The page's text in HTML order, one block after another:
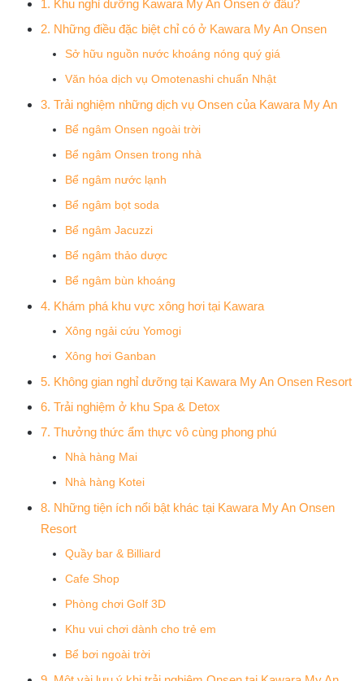
1. Khu nghỉ dưỡng Kawara My An Onsen ở đâu?
2. Những điều đặc biệt chỉ có ở Kawara My An Onsen
Sở hữu nguồn nước khoáng nóng quý giá
Văn hóa dịch vụ Omotenashi chuẩn Nhật
3. Trải nghiệm những dịch vụ Onsen của Kawara My An
Bể ngâm Onsen ngoài trời
Bể ngâm Onsen trong nhà
Bể ngâm nước lạnh
Bể ngâm bọt soda
Bể ngâm Jacuzzi
Bể ngâm thảo dược
Bể ngâm bùn khoáng
4. Khám phá khu vực xông hơi tại Kawara
Xông ngải cứu Yomogi
Xông hơi Ganban
5. Không gian nghỉ dưỡng tại Kawara My An Onsen Resort
6. Trải nghiệm ở khu Spa & Detox
7. Thưởng thức ẩm thực vô cùng phong phú
Nhà hàng Mai
Nhà hàng Kotei
8. Những tiện ích nổi bật khác tại Kawara My An Onsen
Resort
Quầy bar & Billiard
Cafe Shop
Phòng chơi Golf 3D
Khu vui chơi dành cho trẻ em
Bể bơi ngoài trời